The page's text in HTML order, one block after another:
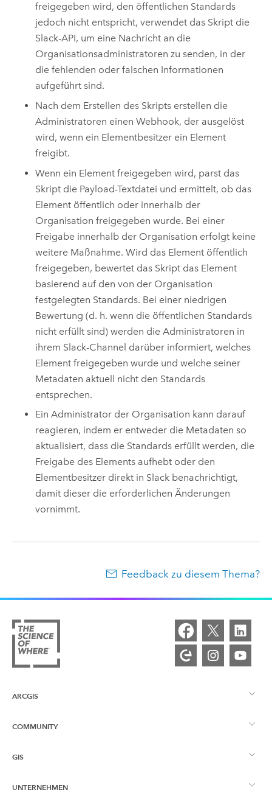
freigegeben wird, den öffentlichen Standards
jedoch nicht entspricht, verwendet das Skript die
Slack-API, um eine Nachricht an die
Organisationsadministratoren zu senden, in der
die fehlenden oder falschen Informationen
aufgeführt sind.
Nach dem Erstellen des Skripts erstellen die
Administratoren einen Webhook, der ausgelöst
wird, wenn ein Elementbesitzer ein Element
freigibt.
Wenn ein Element freigegeben wird, parst das
Skript die Payload-Textdatei und ermittelt, ob das
Element öffentlich oder innerhalb der
Organisation freigegeben wurde. Bei einer
Freigabe innerhalb der Organisation erfolgt keine
weitere Maßnahme. Wird das Element öffentlich
freigegeben, bewertet das Skript das Element
basierend auf den von der Organisation
festgelegten Standards. Bei einer niedrigen
Bewertung (d. h. wenn die öffentlichen Standards
nicht erfüllt sind) werden die Administratoren in
ihrem Slack-Channel darüber informiert, welches
Element freigegeben wurde und welche seiner
Metadaten aktuell nicht den Standards
entsprechen.
Ein Administrator der Organisation kann darauf
reagieren, indem er entweder die Metadaten so
aktualisiert, dass die Standards erfüllt werden, die
Freigabe des Elements aufhebt oder den
Elementbesitzer direkt in Slack benachrichtigt,
damit dieser die erforderlichen Änderungen
vornimmt.
Feedback zu diesem Thema?
ARCGIS
ArcGIS – Überblick
COMMUNITY
Esri Community
GIS
Was ist GIS?
UNTERNEHMEN